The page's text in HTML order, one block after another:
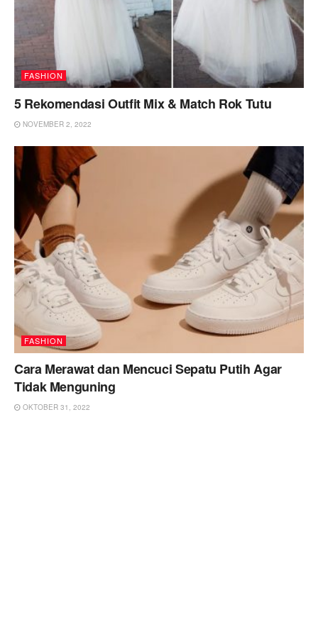
FASHION
5 Rekomendasi Outfit Mix & Match Rok Tutu
NOVEMBER 2, 2022
FASHION
Cara Merawat dan Mencuci Sepatu Putih Agar
Tidak Menguning
OKTOBER 31, 2022